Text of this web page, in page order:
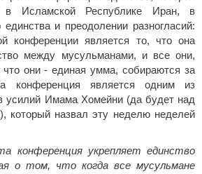
в Исламской Республике Иран, в
единства и преодолении разногласий:
конференции является то, что она
между мусульманами, и все они,
они - единая умма, собираются за
конференция является одним из
усилий Имама Хомейни (да будет над
который назвал эту неделю неделей
конференция укрепляет единство
о том, что когда все мусульмане